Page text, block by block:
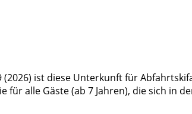
(2026) ist diese Unterkunft für
für alle Gäste (ab 7 Jahren), die sich in